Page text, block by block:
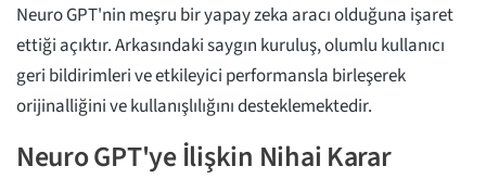
Neuro GPT'nin meşru bir yapay zeka aracı olduğuna işaret
ettiği açıktır. Arkasındaki saygın kuruluş, olumlu kullanıcı
geri bildirimleri ve etkileyici performansla birleşerek
orijinalliğini ve kullanışlılığını desteklemektedir.
Neuro GPT'ye İlişkin Nihai Karar